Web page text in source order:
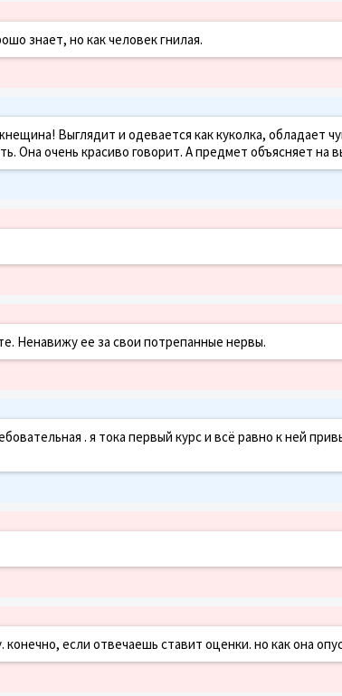
знает, но как человек гнилая.
Выглядит и одевается как куколка, обладает
Она очень красиво говорит. А предмет объясняет на
Ненавижу ее за свои потрепанные нервы.
. я тока первый курс и всё равно к ней
если отвечаешь ставит оценки. но как она